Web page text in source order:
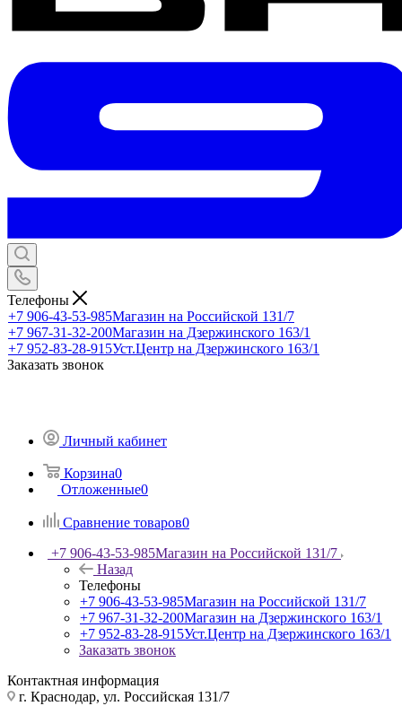
Телефоны
+7 906-43-53-985Магазин на Российской 131/7
+7 967-31-32-200Магазин на Дзержинского 163/1
+7 952-83-28-915Уст.Центр на Дзержинского 163/1
Заказать звонок
Личный кабинет
Корзина0
Отложенные0
Сравнение товаров0
+7 906-43-53-985Магазин на Российской 131/7
Назад
Телефоны
+7 906-43-53-985Магазин на Российской 131/7
+7 967-31-32-200Магазин на Дзержинского 163/1
+7 952-83-28-915Уст.Центр на Дзержинского 163/1
Заказать звонок
Контактная информация
г. Краснодар, ул. Российская 131/7